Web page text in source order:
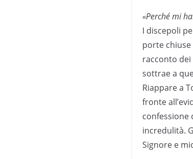
«Perché mi
I discepoli
porte chiuse
racconto
sottrae a
Riappare a
fronte
confessione
incredulità.
Signore e